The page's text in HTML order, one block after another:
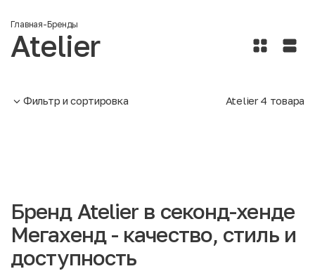
Главная-Бренды
Atelier
Фильтр и сортировка Atelier 4 товара
Бренд Atelier в секонд-хенде
Мегахенд - качество, стиль и
доступность